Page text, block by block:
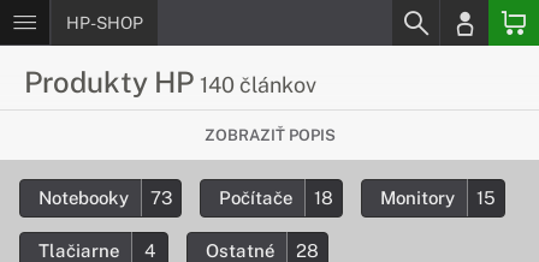
HP-SHOP
Produkty HP 140 článkov
Všetko, čo chceš vedieť o HP
produktoch
Všetky informácie týkajúce sa produktov HP. Podrobné
detaily o produktových technológiach a komponentoch.
ZOBRAZIŤ POPIS
Notebooky 73 Počítače 18 Monitory 15
Tlačiarne 4 Ostatné 28